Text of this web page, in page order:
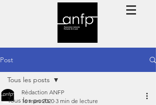
Post
Tous les posts
Tous les posts
Rédaction ANFP
16 mars 2020 3 min de lecture